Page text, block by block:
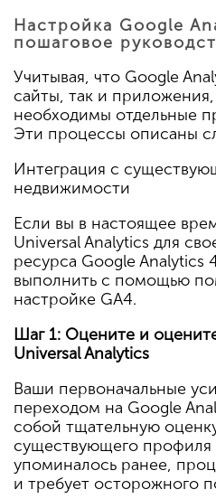
Настройка Google
пошаговое
Учитывая, что Google
сайты, так и
необходимы отдельные
Эти процессы описаны
Интеграция с
недвижимости
Если вы в настоящее
Universal Analytics для
ресурса Google
выполнить с помощью
настройке GA4.
Шаг 1: Оцените и
Universal Analytics
Ваши первоначальные
переходом на Google
собой тщательную
существующего профиля
упоминалось ранее,
и требует осторожного